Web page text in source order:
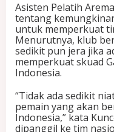
a
n
g
A
k
a
i
t
a
Asisten Pelatih
tentang
untuk memperkuat
Menurutnya, klub
sedikit pun jera jika
memperkuat skuad
Indonesia.
“Tidak ada sedikit
pemain yang akan
Indonesia,” kata
dipanggil ke tim